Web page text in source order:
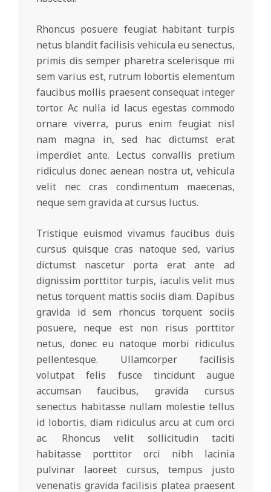
Rhoncus posuere feugiat habitant turpis
netus blandit facilisis vehicula eu senectus,
primis dis semper pharetra scelerisque mi
sem varius est, rutrum lobortis elementum
faucibus mollis praesent consequat integer
tortor. Ac nulla id lacus egestas commodo
ornare viverra, purus enim feugiat nisl
nam magna in, sed hac dictumst erat
imperdiet ante. Lectus convallis pretium
ridiculus donec aenean nostra ut, vehicula
velit nec cras condimentum maecenas,
neque sem gravida at cursus luctus.
Tristique euismod vivamus faucibus duis
cursus quisque cras natoque sed, varius
dictumst nascetur porta erat ante ad
dignissim porttitor turpis, iaculis velit mus
netus torquent mattis sociis diam. Dapibus
gravida id sem rhoncus torquent sociis
posuere, neque est non risus porttitor
netus, donec eu natoque morbi ridiculus
pellentesque. Ullamcorper facilisis
volutpat felis fusce tincidunt augue
accumsan faucibus, gravida cursus
senectus habitasse nullam molestie tellus
id lobortis, diam ridiculus arcu at cum orci
ac. Rhoncus velit sollicitudin taciti
habitasse porttitor orci nibh lacinia
pulvinar laoreet cursus, tempus justo
venenatis gravida facilisis platea praesent